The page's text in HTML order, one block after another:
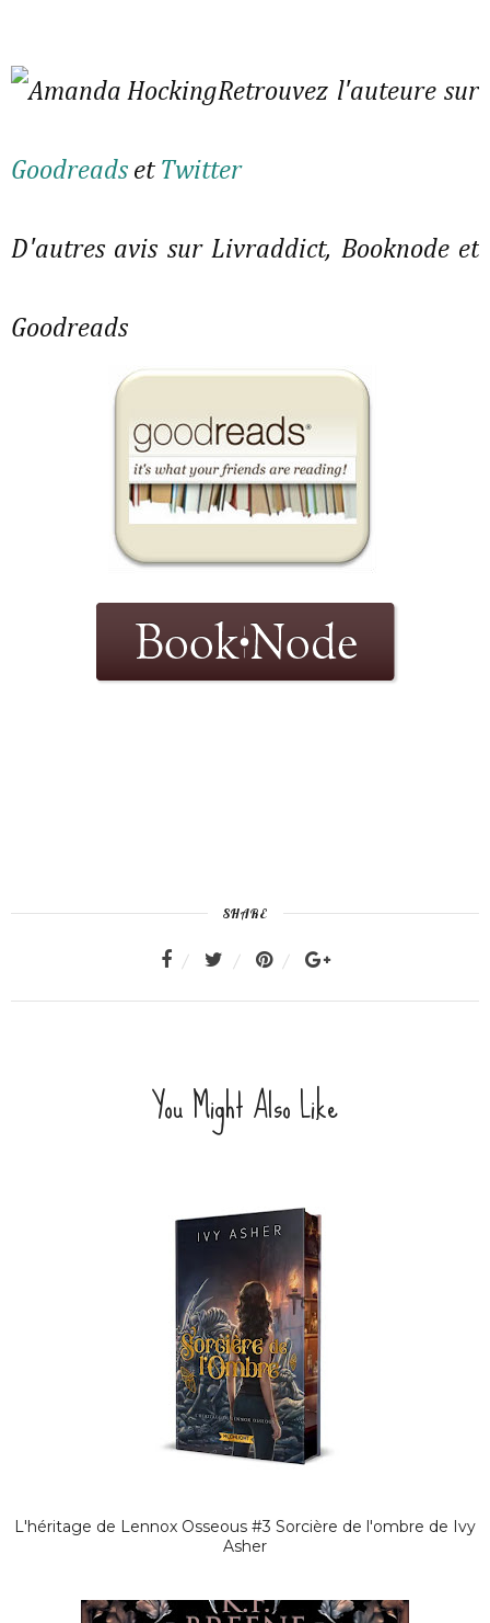
Retrouvez l'auteure sur
Goodreads et Twitter
D'autres avis sur Livraddict, Booknode et
Goodreads
SHARE
You Might Also Like
L'héritage de Lennox Osseous #3 Sorcière de l'ombre de Ivy
Asher